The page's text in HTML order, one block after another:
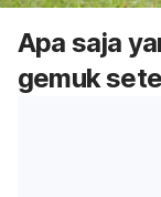
Apa saja
gemuk